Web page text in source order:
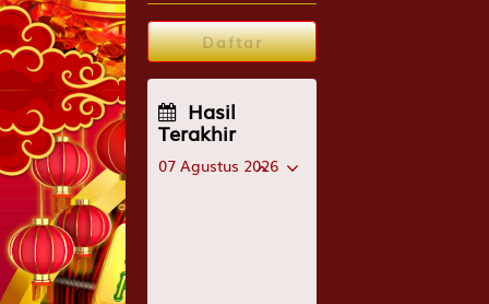
Daftar
Hasil
Terakhir
07 Agustus 2026